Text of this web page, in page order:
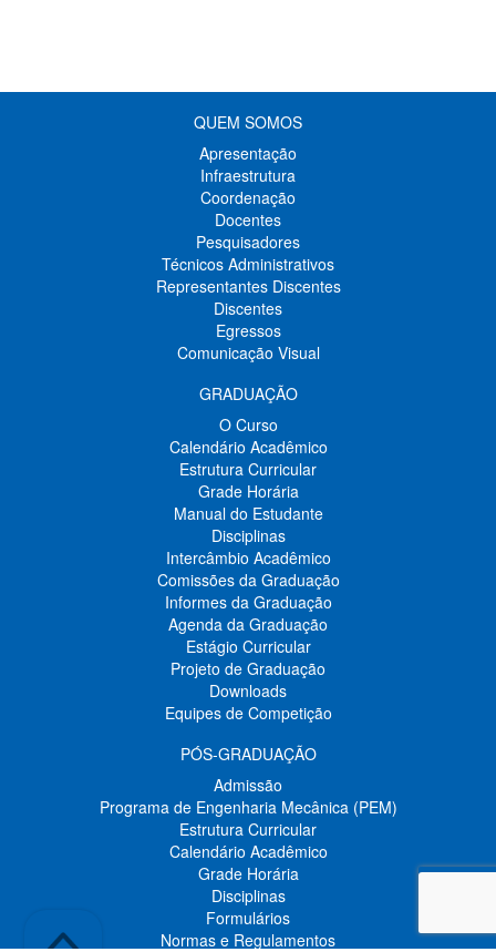
QUEM SOMOS
Apresentação
Infraestrutura
Coordenação
Docentes
Pesquisadores
Técnicos Administrativos
Representantes Discentes
Discentes
Egressos
Comunicação Visual
GRADUAÇÃO
O Curso
Calendário Acadêmico
Estrutura Curricular
Grade Horária
Manual do Estudante
Disciplinas
Intercâmbio Acadêmico
Comissões da Graduação
Informes da Graduação
Agenda da Graduação
Estágio Curricular
Projeto de Graduação
Downloads
Equipes de Competição
PÓS-GRADUAÇÃO
Admissão
Programa de Engenharia Mecânica (PEM)
Estrutura Curricular
Calendário Acadêmico
Grade Horária
Disciplinas
Formulários
Normas e Regulamentos